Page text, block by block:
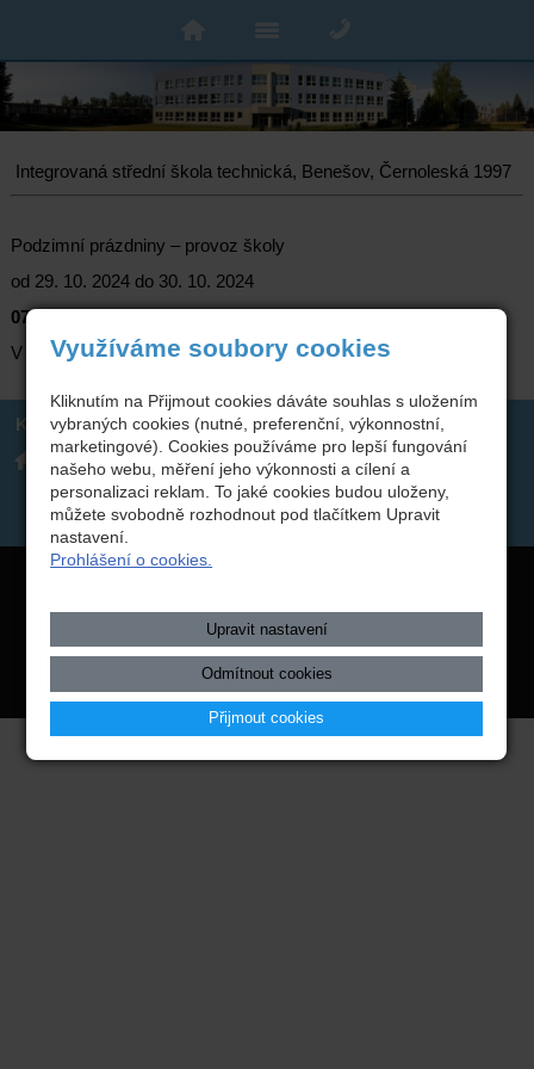
Integrovaná střední škola technická, Benešov, Černoleská 1997
Podzimní prázdniny – provoz školy
od 29. 10. 2024 do 30. 10. 2024
07:00 - 13:00 hod.
V případě nepřítomnosti volejte na telefonní číslo 606 142 651
Kontakt
Integrovaná střední škola
technická, Benešov,
Černoleská 1997
317 723 131
skola(zavináč)isstbn.cz
Datová schránka: rzpw2gi
ISSBN(zavináč)kr-s.cz
Twitter
Copyright © 2026 Integrovaná střední škola technická, Benešov,
webové stránkys AI,doménaawebhostingu jediného 5★
registrátora v ČR
Mapa webu|Zobrazit klasickou verzi
Využíváme soubory cookies
Kliknutím na Přijmout cookies dáváte souhlas s uložením
vybraných cookies (nutné, preferenční, výkonnostní,
marketingové). Cookies používáme pro lepší fungování
našeho webu, měření jeho výkonnosti a cílení a
personalizaci reklam. To jaké cookies budou uloženy,
můžete svobodně rozhodnout pod tlačítkem Upravit
nastavení.
Prohlášení o cookies.
Upravit nastavení
Odmítnout cookies
Přijmout cookies